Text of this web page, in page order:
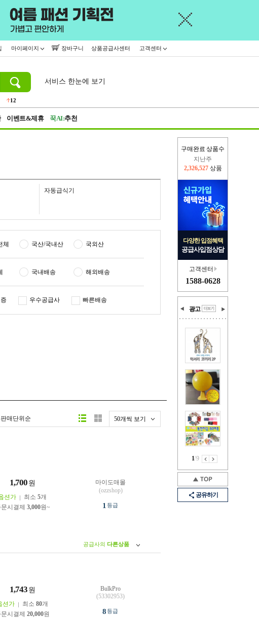
마이페이지 장바구니 상품공급사센터 고객센터
12
서비스 한눈에 보기
이벤트&제휴 꾹AI:추천
구매완료 상품수
이번주
2,227,113 상품
다양한 입점혜택
공급사입점상담
고객센터
1588-0628
광고
1/9
공유하기
자동급식기
체 국산/국내산 국외산
국내배송 해외배송
우수공급사 빠른배송
매단위순 50개씩 보기
1,700 원
션가 최소 5개
시결제 3,000원~
마이도매몰
(ozzshop)
1 등급
공급사의 다른상품
1,743 원
션가 최소 80개
시결제 20,000원
BulkPro
(53302953)
8등급